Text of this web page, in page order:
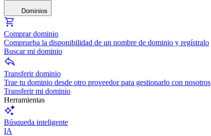
Dominios
Comprar dominio
Comprueba la disponibilidad de un nombre de dominio y regístralo
Buscar mi dominio
Transferir dominio
Trae tu dominio desde otro proveedor para gestionarlo con nosotros
Transferir mi dominio
Herramientas
Búsqueda inteligente
IA